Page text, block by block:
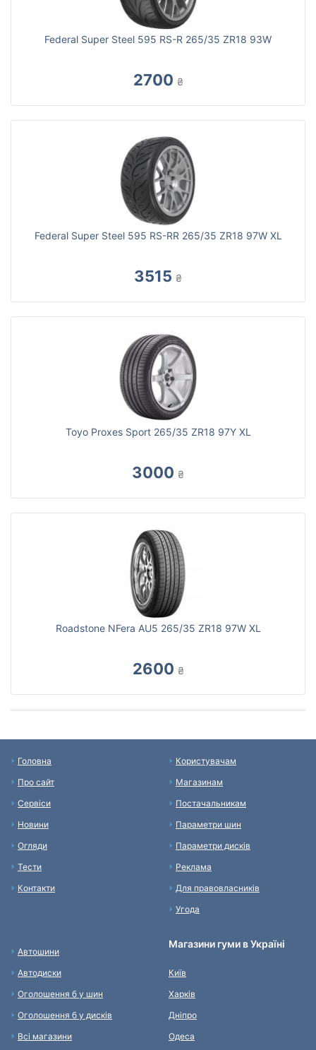
Federal Super Steel 595 RS-R 265/35 ZR18 93W
2700 ₴
Federal Super Steel 595 RS-RR 265/35 ZR18 97W XL
3515 ₴
Toyo Proxes Sport 265/35 ZR18 97Y XL
3000 ₴
Roadstone NFera AU5 265/35 ZR18 97W XL
2600 ₴
Головна
Про сайт
Сервіси
Новини
Огляди
Тести
Контакти
Користувачам
Магазинам
Постачальникам
Параметри шин
Параметри дисків
Реклама
Для правовласників
Угода
Автошини
Автодиски
Оголошення б у шин
Оголошення б у дисків
Всі магазини
Магазини гуми в Україні
Київ
Харків
Дніпро
Одеса